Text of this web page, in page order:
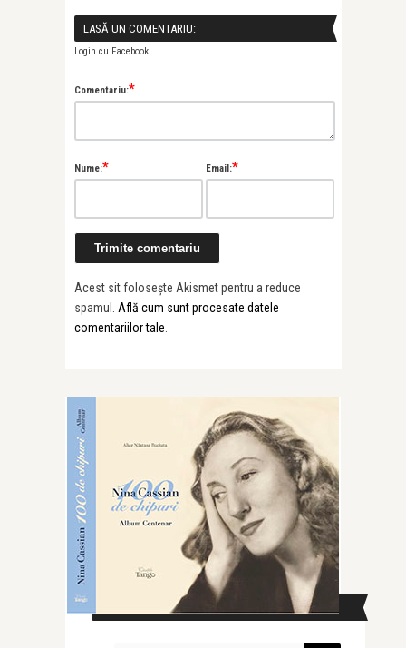
LASĂ UN COMENTARIU:
Login cu Facebook
Comentariu:*
Nume:* Email:*
Acest sit folosește Akismet pentru a reduce
spamul. Află cum sunt procesate datele
comentariilor tale
CAUTĂ ÎN SITE